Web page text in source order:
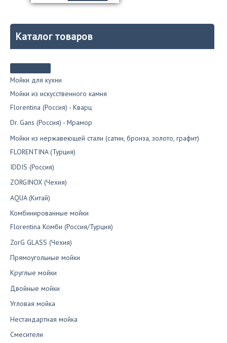
Каталог товаров
Мойки для кухни
Мойки из искусственного камня
Florentina (Россия) - Кварц
Dr. Gans (Россия) - Мрамор
Мойки из нержавеющей стали (сатин, бронза, золото, графит)
FLORENTINA (Турция)
IDDIS (Россия)
ZORGINOX (Чехия)
AQUA (Китай)
Комбинированные мойки
Florentina Комби (Россия/Турция)
ZorG GLASS (Чехия)
Прямоугольные мойки
Круглые мойки
Двойные мойки
Угловая мойка
Нестандартная мойка
Смесители